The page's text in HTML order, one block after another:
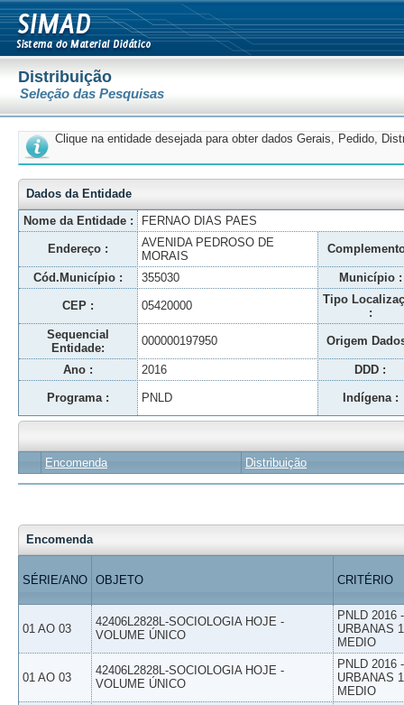
Distribuição
Seleção das Pesquisas
Clique na entidade desejada para obter dados Gerais, Pedido,
Dados da Entidade
Nome da Entidade :
FERNAO DIAS PAES
Endereço :
AVENIDA PEDROSO DE
MORAIS
Cód.Município : 355030 Município :
CEP : 05420000
Tipo
:
Sequencial
Entidade:
000000197950 Origem
Ano : 2016 DDD :
Programa : PNLD Indígena :
Encomenda Distribuição
Encomenda
SÉRIE/ANO OBJETO CRITÉRIO
01 AO 03
42406L2828L-SOCIOLOGIA HOJE -
VOLUME ÚNICO
PNLD 2016
URBANAS
MEDIO
01 AO 03
42406L2828L-SOCIOLOGIA HOJE -
VOLUME ÚNICO
PNLD 2016
URBANAS
MEDIO